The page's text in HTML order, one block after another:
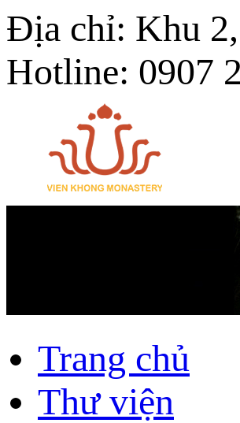
Địa chỉ: Khu
Hotline: 0907
Trang chủ
Thư viện